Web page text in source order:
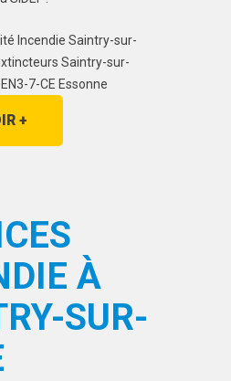
Incendie Saintry-sur-
Saintry-sur-
7-CE Essonne
+
À
SUR-